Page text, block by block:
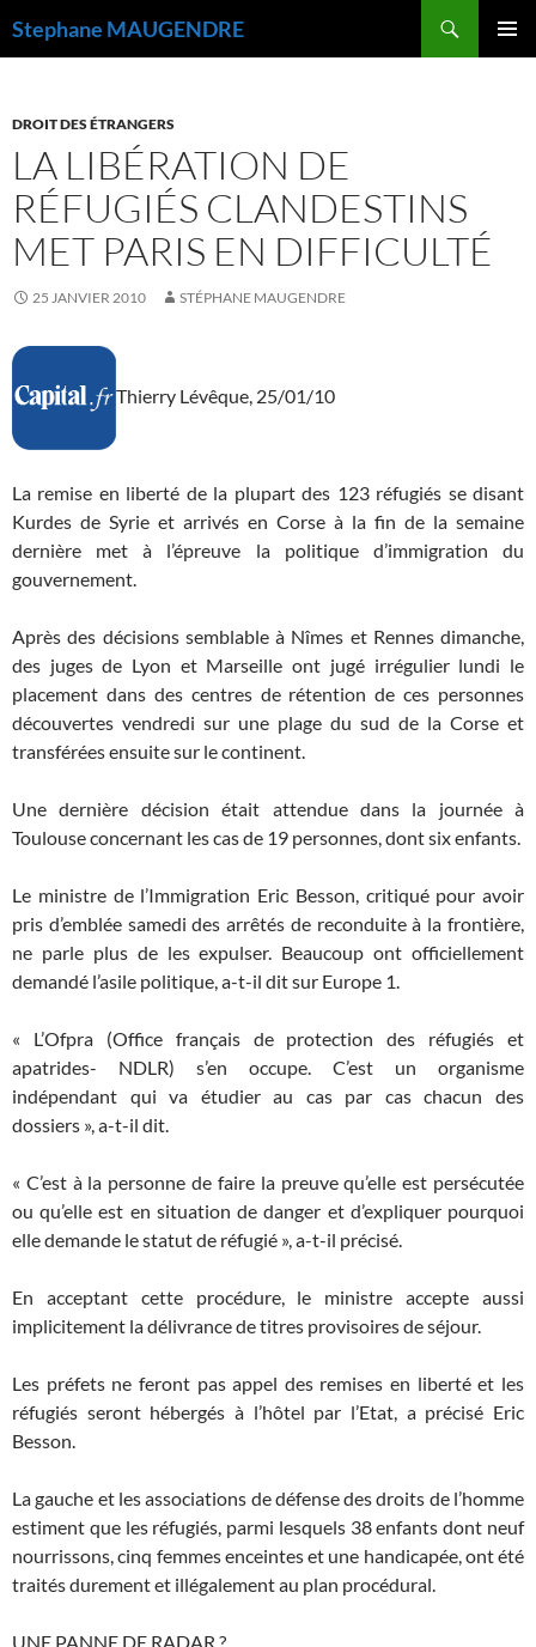
Stephane MAUGENDRE
DROIT DES ÉTRANGERS
LA LIBÉRATION DE
RÉFUGIÉS CLANDESTINS
MET PARIS EN DIFFICULTÉ
25 JANVIER 2010 STÉPHANE MAUGENDRE
Thierry Lévêque, 25/01/10
La remise en liberté de la plupart des 123 réfugiés se disant
Kurdes de Syrie et arrivés en Corse à la fin de la semaine
dernière met à l’épreuve la politique d’immigration du
gouvernement.
Après des décisions semblable à Nîmes et Rennes dimanche,
des juges de Lyon et Marseille ont jugé irrégulier lundi le
placement dans des centres de rétention de ces personnes
découvertes vendredi sur une plage du sud de la Corse et
transférées ensuite sur le continent.
Une dernière décision était attendue dans la journée à
Toulouse concernant les cas de 19 personnes, dont six enfants.
Le ministre de l’Immigration Eric Besson, critiqué pour avoir
pris d’emblée samedi des arrêtés de reconduite à la frontière,
ne parle plus de les expulser. Beaucoup ont officiellement
demandé l’asile politique, a-t-il dit sur Europe 1.
« L’Ofpra (Office français de protection des réfugiés et
apatrides- NDLR) s’en occupe. C’est un organisme
indépendant qui va étudier au cas par cas chacun des
dossiers », a-t-il dit.
« C’est à la personne de faire la preuve qu’elle est persécutée
ou qu’elle est en situation de danger et d’expliquer pourquoi
elle demande le statut de réfugié », a-t-il précisé.
En acceptant cette procédure, le ministre accepte aussi
implicitement la délivrance de titres provisoires de séjour.
Les préfets ne feront pas appel des remises en liberté et les
réfugiés seront hébergés à l’hôtel par l’Etat, a précisé Eric
Besson.
La gauche et les associations de défense des droits de l’homme
estiment que les réfugiés, parmi lesquels 38 enfants dont neuf
nourrissons, cinq femmes enceintes et une handicapée, ont été
traités durement et illégalement au plan procédural.
UNE PANNE DE RADAR ?